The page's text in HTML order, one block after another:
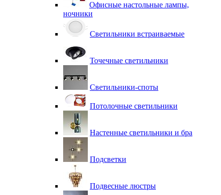
Офисные настольные лампы,
ночники
Светильники встраиваемые
Точечные светильники
Светильники-споты
Потолочные светильники
Настенные светильники и бра
Подсветки
Подвесные люстры